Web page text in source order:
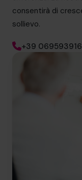
consentirà di
sollievo.
+39